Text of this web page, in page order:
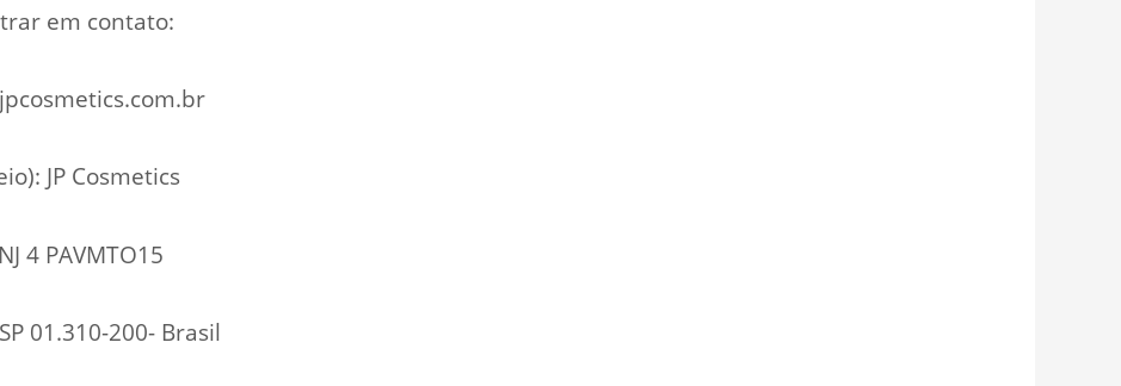
em contato:
JP Cosmetics
4 PAVMTO15
01.310-200- Brasil